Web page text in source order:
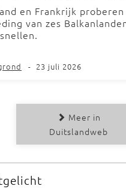
en Frankrijk proberen
van zes
- 23 juli 2026
Meer in
Duitslandweb